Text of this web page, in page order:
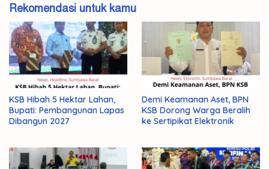
Rekomendasi untuk kamu
KSB Hibah 5 Hektar Lahan,
Bupati: Pembangunan Lapas
Dibangun 2027
Demi Keamanan Aset, BPN
KSB Dorong Warga Beralih
ke Sertipikat Elektronik